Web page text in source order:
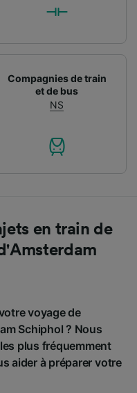
Compagnies de train
et de bus
NS
en train de
voyage de
Schiphol ? Nous
plus fréquemment
aider à préparer votre